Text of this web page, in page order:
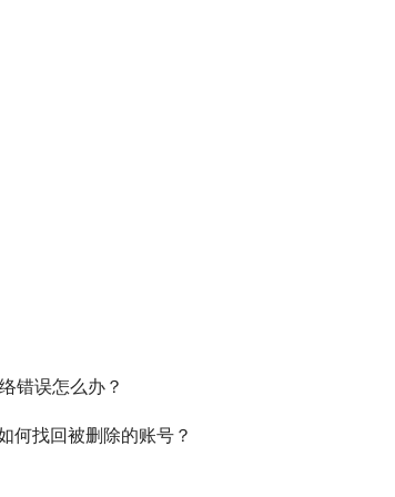
错误怎么办？
何找回被删除的账号？